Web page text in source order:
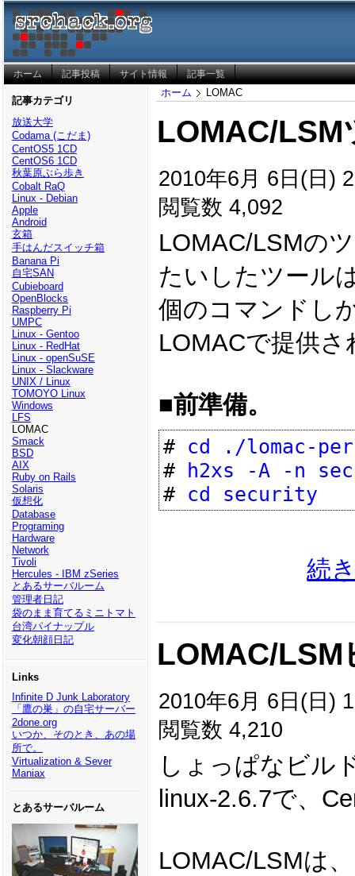
ホーム 記事投稿 サイト情報 記事一覧
記事カテゴリ
放送大学
Codama (こだま)
CentOS5 1CD
CentOS6 1CD
秋葉原ぶら歩き
Cobalt RaQ
Linux - Debian
Apple
Android
玄箱
手はんだスイッチ箱
Banana Pi
自宅SAN
Cubieboard
OpenBlocks
Raspberry Pi
UMPC
Linux - Gentoo
Linux - RedHat
Linux - openSuSE
Linux - Slackware
UNIX / Linux
TOMOYO Linux
Windows
LFS
LOMAC
Smack
BSD
AIX
Ruby on Rails
Solaris
仮想化
Database
Programing
Hardware
Network
Tivoli
Hercules - IBM zSeries
とあるサーバルーム
管理者日記
袋のまま育てるミニトマト
台湾パイナップル
変化朝顔日記
Links
Infinite D Junk Laboratory
「鷹の巣」の自宅サーバー
2done.org
いつか、そのとき、あの場
所で。
Virtualization & Sever
Maniax
とあるサーバルーム
ホーム LOMAC
LOMAC/LSM
2010年6月 6日(日)
閲覧数 4,092
LOMAC/LSMの
たいしたツール
個のコマンドし
LOMACで提供
■前準備。
# cd ./lomac-
# h2xs -A -n
# cd security
続
LOMAC/LSM
2010年6月 6日(日)
閲覧数 4,210
しょっぱなビル
linux-2.6.7で、
LOMAC/LSMは